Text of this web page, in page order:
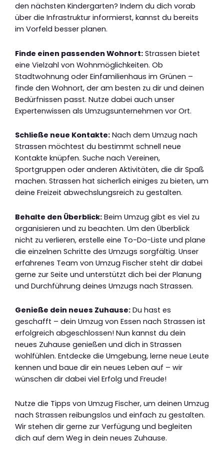
den nächsten Kindergarten? Indem du dich vorab
über die Infrastruktur informierst, kannst du bereits
im Vorfeld besser planen.
Finde einen passenden Wohnort: Strassen bietet
eine Vielzahl von Wohnmöglichkeiten. Ob
Stadtwohnung oder Einfamilienhaus im Grünen –
finde den Wohnort, der am besten zu dir und deinen
Bedürfnissen passt. Nutze dabei auch unser
Expertenwissen als Umzugsunternehmen vor Ort.
Schließe neue Kontakte: Nach dem Umzug nach
Strassen möchtest du bestimmt schnell neue
Kontakte knüpfen. Suche nach Vereinen,
Sportgruppen oder anderen Aktivitäten, die dir Spaß
machen. Strassen hat sicherlich einiges zu bieten, um
deine Freizeit abwechslungsreich zu gestalten.
Behalte den Überblick: Beim Umzug gibt es viel zu
organisieren und zu beachten. Um den Überblick
nicht zu verlieren, erstelle eine To-Do-Liste und plane
die einzelnen Schritte des Umzugs sorgfältig. Unser
erfahrenes Team von Umzug Fischer steht dir dabei
gerne zur Seite und unterstützt dich bei der Planung
und Durchführung deines Umzugs nach Strassen.
Genieße dein neues Zuhause: Du hast es
geschafft – dein Umzug von Essen nach Strassen ist
erfolgreich abgeschlossen! Nun kannst du dein
neues Zuhause genießen und dich in Strassen
wohlfühlen. Entdecke die Umgebung, lerne neue Leute
kennen und baue dir ein neues Leben auf – wir
wünschen dir dabei viel Erfolg und Freude!
Nutze die Tipps von Umzug Fischer, um deinen Umzug
nach Strassen reibungslos und einfach zu gestalten.
Wir stehen dir gerne zur Verfügung und begleiten
dich auf dem Weg in dein neues Zuhause.